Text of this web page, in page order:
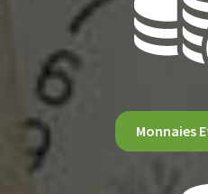
Monnaies